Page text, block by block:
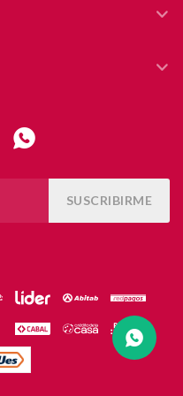

SUSCRIBIRME